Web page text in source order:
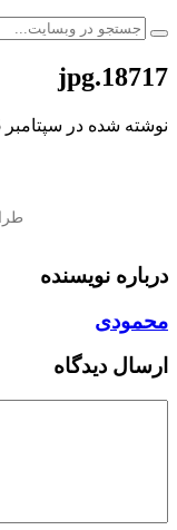
18717.jpg
نوشته شده در سپتامبر 25, 2019
درباره نویسنده
محمودی
ارسال دیدگاه